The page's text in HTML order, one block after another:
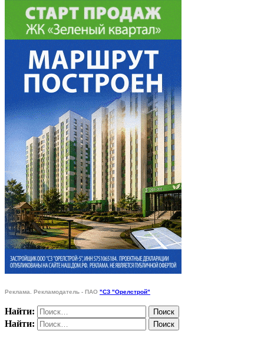
Реклама. Рекламодатель - ПАО "СЗ "Орелстрой"
Найти:
Найти: